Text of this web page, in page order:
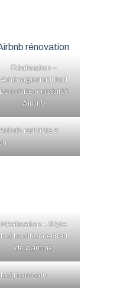
Réalisation –
Aménagement riad
pour forte rentabilité
Airbnb
rentable à
Réalisation – Style
traditionnel haut
de gamme
marocain